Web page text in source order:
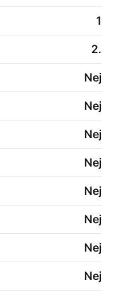
1
2.
Nej
Nej
Nej
Nej
Nej
Nej
Nej
Nej